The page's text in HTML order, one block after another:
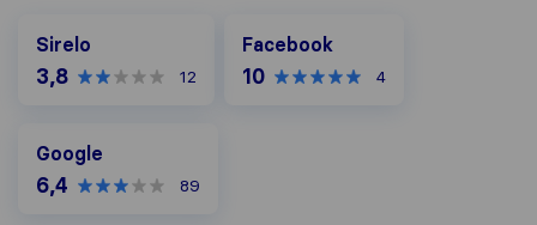
Sirelo
3,8 12
Facebook
10 4
Google
6,4 89